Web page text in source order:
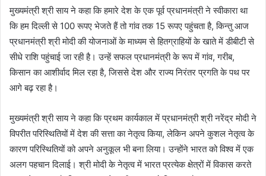
मुख्यमंत्री श्री साय ने कहा कि हमारे देश के एक पूर्व प्रधानमंत्री ने स्वीकारा था
कि हम दिल्ली से 100 रूपए भेजते हैं तो गांव तक 15 रूपए पहुंचता है, किन्तु आज
प्रधानमंत्री श्री मोदी की योजनाओं के माध्यम से हितग्राहियों के खाते में डीबीटी से
सीधे राशि पहुंचाई जा रही है। उन्हें सफल प्रधानमंत्री के रूप में गांव, गरीब,
किसान का आशीर्वाद मिल रहा है, जिससे देश और राज्य निरंतर प्रगति के पथ पर
आगे बढ़ रहा है।
मुख्यमंत्री श्री साय ने कहा कि प्रथम कार्यकाल में प्रधानमंत्री श्री नरेंद्र मोदी ने
विपरीत परिस्थितियों में देश की सत्ता का नेतृत्व किया, लेकिन अपने कुशल नेतृत्व के
कारण परिस्थितियों को अपने अनुकूल भी बना लिया। उन्होंने भारत को विश्व में एक
अलग पहचान दिलाई। श्री मोदी के नेतृत्व में भारत प्रत्येक क्षेत्रों में विकास करते